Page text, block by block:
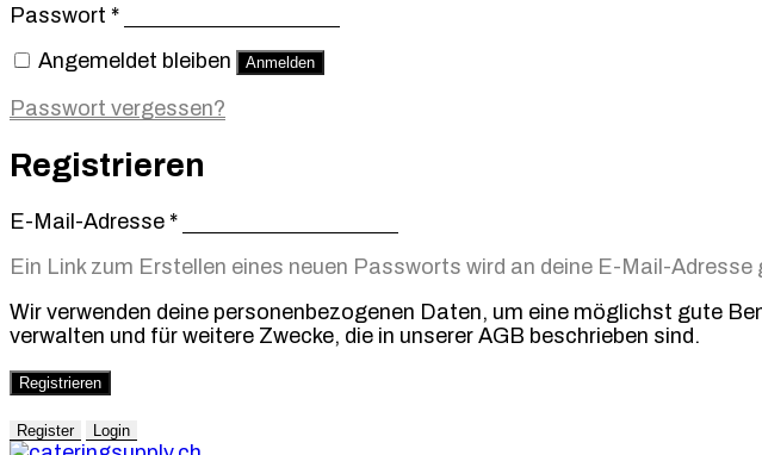
Passwort *Erforderlich
Angemeldet bleiben
Anmelden
Passwort vergessen?
Registrieren
E-Mail-Adresse *Erforderlich
Ein Link zum Erstellen eines neuen Passworts wird an deine E-Mail-Adresse
Wir verwenden deine personenbezogenen Daten, um eine möglichst gute
verwalten und für weitere Zwecke, die in unserer AGB beschrieben sind.
Registrieren
Register Login